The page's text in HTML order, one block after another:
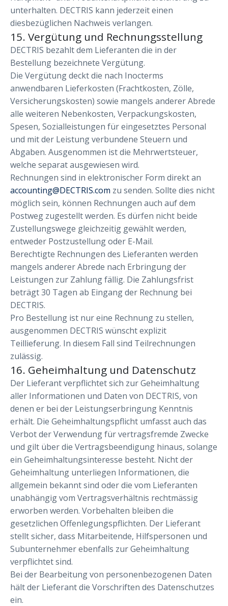
unterhalten. DECTRIS kann jederzeit einen
diesbezüglichen Nachweis verlangen.
15. Vergütung und Rechnungsstellung
DECTRIS bezahlt dem Lieferanten die in der
Bestellung bezeichnete Vergütung.
Die Vergütung deckt die nach Inocterms
anwendbaren Lieferkosten (Frachtkosten, Zölle,
Versicherungskosten) sowie mangels anderer Abrede
alle weiteren Nebenkosten, Verpackungskosten,
Spesen, Sozialleistungen für eingesetztes Personal
und mit der Leistung verbundene Steuern und
Abgaben. Ausgenommen ist die Mehrwertsteuer,
welche separat ausgewiesen wird.
Rechnungen sind in elektronischer Form direkt an
accounting@DECTRIS.com zu senden. Sollte dies nicht
möglich sein, können Rechnungen auch auf dem
Postweg zugestellt werden. Es dürfen nicht beide
Zustellungswege gleichzeitig gewählt werden,
entweder Postzustellung oder E-Mail.
Berechtigte Rechnungen des Lieferanten werden
mangels anderer Abrede nach Erbringung der
Leistungen zur Zahlung fällig. Die Zahlungsfrist
beträgt 30 Tagen ab Eingang der Rechnung bei
DECTRIS.
Pro Bestellung ist nur eine Rechnung zu stellen,
ausgenommen DECTRIS wünscht explizit
Teillieferung. In diesem Fall sind Teilrechnungen
zulässig.
16. Geheimhaltung und Datenschutz
Der Lieferant verpflichtet sich zur Geheimhaltung
aller Informationen und Daten von DECTRIS, von
denen er bei der Leistungserbringung Kenntnis
erhält. Die Geheimhaltungspflicht umfasst auch das
Verbot der Verwendung für vertragsfremde Zwecke
und gilt über die Vertragsbeendigung hinaus, solange
ein Geheimhaltungsinteresse besteht. Nicht der
Geheimhaltung unterliegen Informationen, die
allgemein bekannt sind oder die vom Lieferanten
unabhängig vom Vertragsverhältnis rechtmässig
erworben werden. Vorbehalten bleiben die
gesetzlichen Offenlegungspflichten. Der Lieferant
stellt sicher, dass Mitarbeitende, Hilfspersonen und
Subunternehmer ebenfalls zur Geheimhaltung
verpflichtet sind.
Bei der Bearbeitung von personenbezogenen Daten
hält der Lieferant die Vorschriften des Datenschutzes
ein.